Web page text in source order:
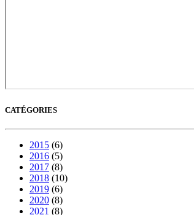
CATÉGORIES
2015 (6)
2016 (5)
2017 (8)
2018 (10)
2019 (6)
2020 (8)
2021 (8)